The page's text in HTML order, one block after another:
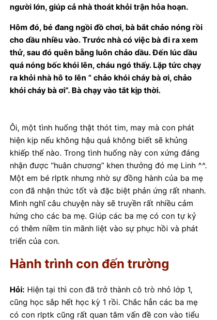
người lớn, giúp cả nhà thoát khỏi trận hỏa hoạn.
Hôm đó, bé đang ngồi đồ chơi, bà bắt chảo nóng rồi
cho dầu nhiều vào. Trước nhà có việc bà đi ra xem
thử, sau đó quên bẵng luôn chảo dầu. Đến lúc dầu
quá nóng bốc khói lên, cháu ngó thấy. Lặp tức chạy
ra khỏi nhà hô to lên “ chảo khói cháy bà ơi, chảo
khói cháy bà ơi”. Bà chạy vào tắt kịp thời.
Ôi, một tình huống thật thót tim, may mà con phát
hiện kịp nếu không hậu quả không biết sẽ khủng
khiếp thế nào. Trong tình huống này con xứng đáng
nhận được “huân chương” khen thưởng đó mẹ Linh ^^.
Một em bé rlptk nhưng nhờ sự đồng hành của ba mẹ
con đã nhận thức tốt và đặc biệt phản ứng rất nhanh.
Mình nghĩ câu chuyện này sẽ truyền rất nhiều cảm
hứng cho các ba mẹ. Giúp các ba mẹ có con tự kỷ
có thêm niềm tin mãnh liệt vào sự phục hồi và phát
triển của con.
Hành trình con đến trường
Hỏi: Hiện tại thì con đã trở thành cô trò nhỏ lớp 1,
cũng học sắp hết học kỳ 1 rồi. Chắc hẳn các ba mẹ
có con rlptk cũng rất quan tâm vấn đề con vào tiểu